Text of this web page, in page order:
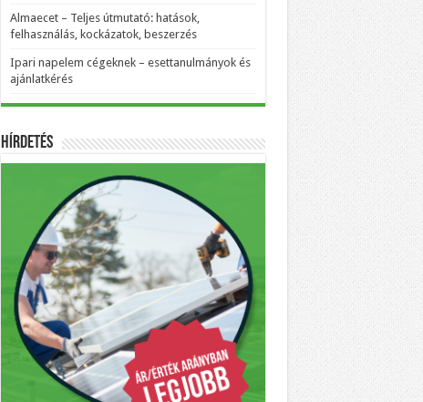
Almaecet – Teljes útmutató: hatások,
felhasználás, kockázatok, beszerzés
Ipari napelem cégeknek – esettanulmányok és
ajánlatkérés
Hírdetés